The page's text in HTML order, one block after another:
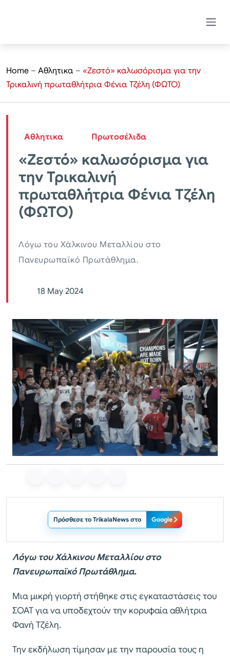
Home – Αθλητικα – «Ζεστό» καλωσόρισμα για την
Τρικαλινή πρωταθλήτρια Φένια Τζέλη (ΦΩΤΟ)
Αθλητικα Πρωτοσέλιδα
«Ζεστό» καλωσόρισμα για
την Τρικαλινή
πρωταθλήτρια Φένια Τζέλη
(ΦΩΤΟ)
Λόγω του Χάλκινου Μεταλλίου στο
Πανευρωπαϊκό Πρωτάθλημα.
18 May 2024
Πρόσθεσε το TrikalaNews στο Google
Λόγω του Χάλκινου Μεταλλίου στο
Πανευρωπαϊκό Πρωτάθλημα.
Μια μικρή γιορτή στήθηκε στις εγκαταστάσεις του
ΣΟΑΤ για να υποδεχτούν την κορυφαία αθλήτρια
Φανή Τζέλη.
Την εκδήλωση τίμησαν με την παρουσία τους η